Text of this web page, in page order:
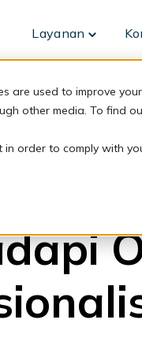
are used to improve
other media. To find
order to comply with
Layanan
Toggle
for